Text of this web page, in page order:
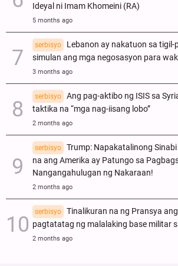
Ideyal ni Imam Khomeini (RA)
5 months ago
serbisyo
Lebanon ay nakatuon sa
simulan ang mga negosasyon para
3 months ago
serbisyo
Ang pag-aktibo ng ISIS sa
taktika na “mga nag-iisang lobo”
2 months ago
serbisyo
Trump: Napakatalinong
na ang Amerika ay Patungo sa
Nangangahulugan ng Nakaraan!
2 months ago
serbisyo
Tinalikuran na ng Pransya
pagtatatag ng malalaking base militar
2 months ago